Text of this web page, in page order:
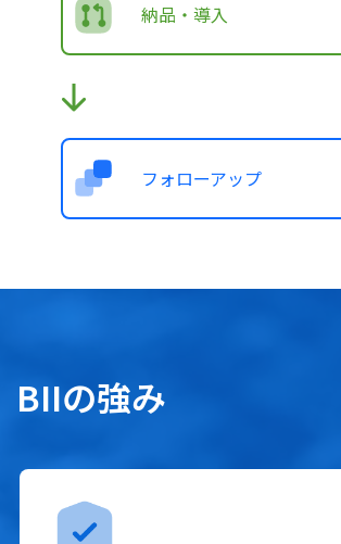
納品・導入
フォローアップ
BIIの強み